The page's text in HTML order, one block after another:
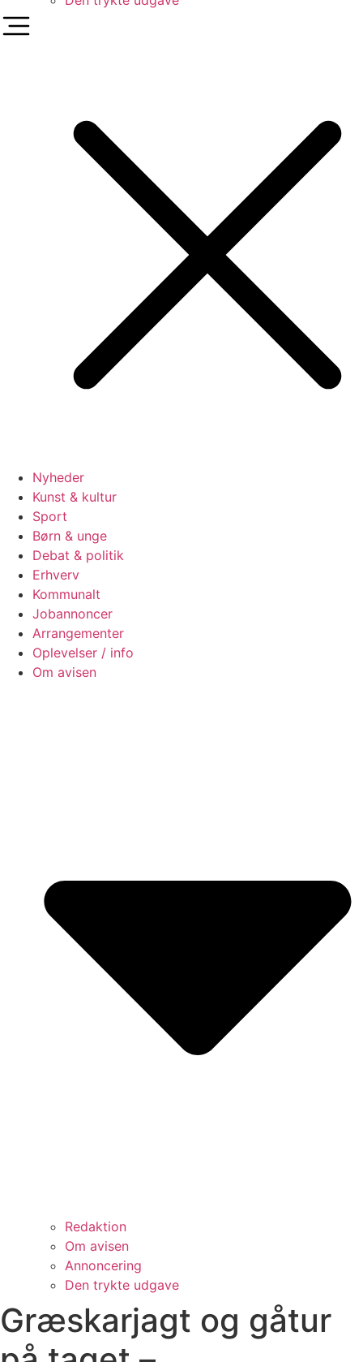
Nyheder
Kunst & kultur
Sport
Børn & unge
Debat & politik
Erhverv
Kommunalt
Jobannoncer
Arrangementer
Oplevelser / info
Om avisen
Redaktion
Om avisen
Annoncering
Den trykte udgave
Græskarjagt og gåtur